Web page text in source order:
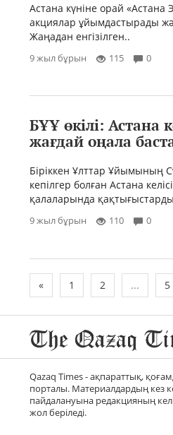
Астана күніне орай «Астана
акциялар ұйымдастырады
Жаңадан енгізілген..
9 жыл бұрын 115 0
БҰҰ өкілі: Астана
жағдай оңала
Біріккен Ұлттар Ұйымының
кепілгер болған Астана
қалаларында
9 жыл бұрын 110 0
« 1 2 ... 5
Qazaq Times - ақпараттық,
порталы. Материалдардың кез
пайдалануына редакцияның
жол беріледі.